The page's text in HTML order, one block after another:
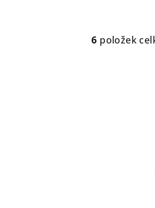
O
6 položek